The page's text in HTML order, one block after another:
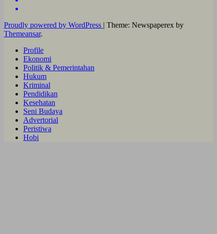
Proudly powered by WordPress | Theme: Newspaperex by
Themeansar.
Profile
Ekonomi
Politik & Pemerintahan
Hukum
Kriminal
Pendidikan
Kesehatan
Seni Budaya
Advertorial
Peristiwa
Hobi